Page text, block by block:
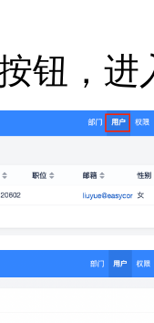
钮，